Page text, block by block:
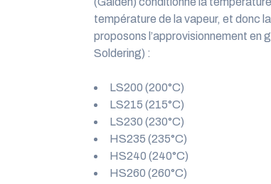
température de la vapeur, et donc
proposons l’approvisionnement en
Soldering) :
LS200 (200°C)
LS215 (215°C)
LS230 (230°C)
HS235 (235°C)
HS240 (240°C)
HS260 (260°C)